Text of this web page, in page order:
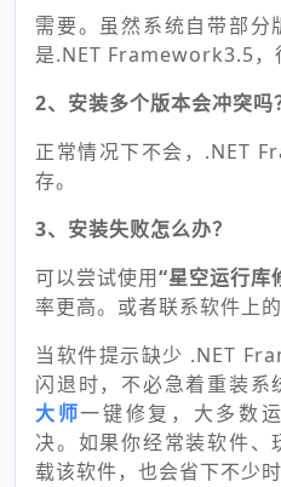
需要。虽然系统自带部分
是.NET Framework3.5，
2、安装多个版本会冲突吗
正常情况下不会，.NET
存。
3、安装失败怎么办？
可以尝试使用“星空运行库
率更高。或者联系软件上
当软件提示缺少 .NET
闪退时，不必急着重装系
大师一键修复，大多数
决。如果你经常装软件、
载该软件，也会省下不少时